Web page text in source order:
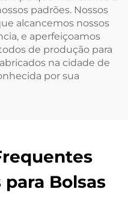
padrões. Nossos
alcancemos nossos
e aperfeiçoamos
de produção para
na cidade de
por sua
Bolsas